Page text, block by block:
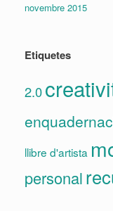
novembre 2015
Etiquetes
2.0
llibre d'artista
personal